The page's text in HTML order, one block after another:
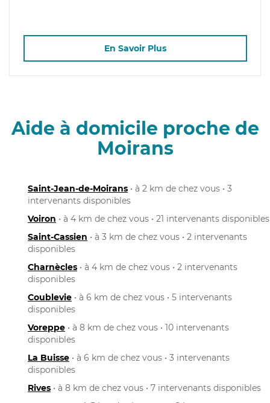
En Savoir Plus
Aide à domicile proche de
Moirans
Saint-Jean-de-Moirans • à 2 km de chez vous • 3
intervenants disponibles
Voiron • à 4 km de chez vous • 21 intervenants disponibles
Saint-Cassien • à 3 km de chez vous • 2 intervenants
disponibles
Charnècles • à 4 km de chez vous • 2 intervenants
disponibles
Coublevie • à 6 km de chez vous • 5 intervenants
disponibles
Voreppe • à 8 km de chez vous • 10 intervenants
disponibles
La Buisse • à 6 km de chez vous • 3 intervenants
disponibles
Rives • à 8 km de chez vous • 7 intervenants disponibles